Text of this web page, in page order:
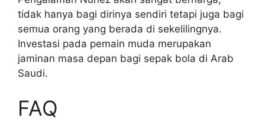
tidak hanya bagi dirinya sendiri tetapi juga bagi
semua orang yang berada di sekelilingnya.
Investasi pada pemain muda merupakan
jaminan masa depan bagi sepak bola di Arab
Saudi.
FAQ